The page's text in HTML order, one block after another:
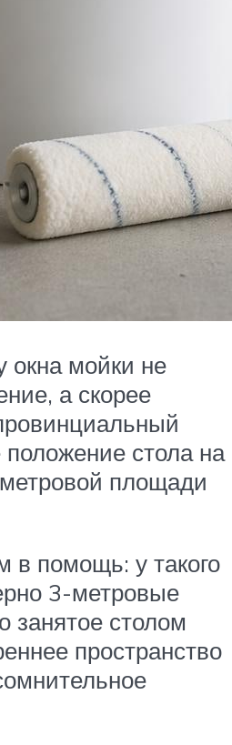
окна мойки не
а скорее
стола на
площади
в помощь: у такого
3-метровые
занятое столом
пространство